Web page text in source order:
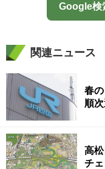
Google検
関連ニュース
春
順
高
チ